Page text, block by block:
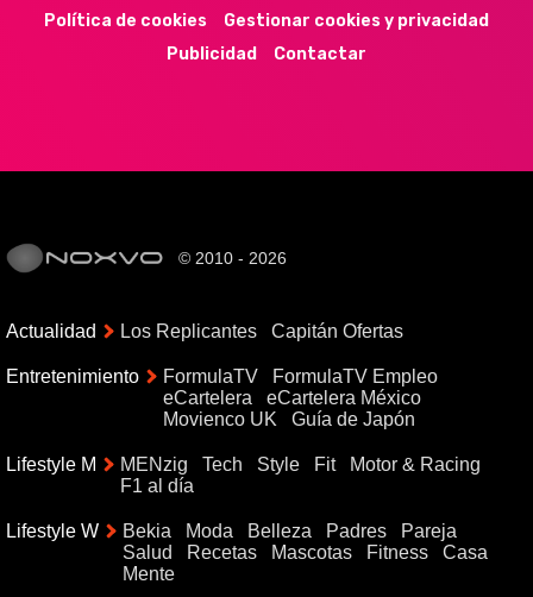
Política de cookies
Gestionar cookies y privacidad
Publicidad
Contactar
© 2010 - 2026
Actualidad Los Replicantes Capitán Ofertas
Entretenimiento FormulaTV
FormulaTV Empleo
eCartelera
eCartelera México
Movienco UK
Guía de Japón
Lifestyle M MENzig Tech Style Fit
Motor & Racing
F1 al día
Lifestyle W Bekia Moda Belleza Padres
Pareja
Salud
Recetas Mascotas Fitness
Casa
Mente